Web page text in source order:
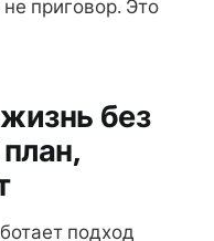
приговор. Это
без
подход